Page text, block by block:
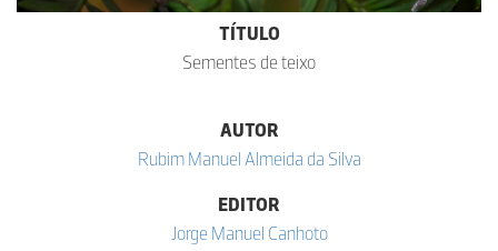
TÍTULO
Sementes de teixo
AUTOR
Rubim Manuel Almeida da Silva
EDITOR
Jorge Manuel Canhoto